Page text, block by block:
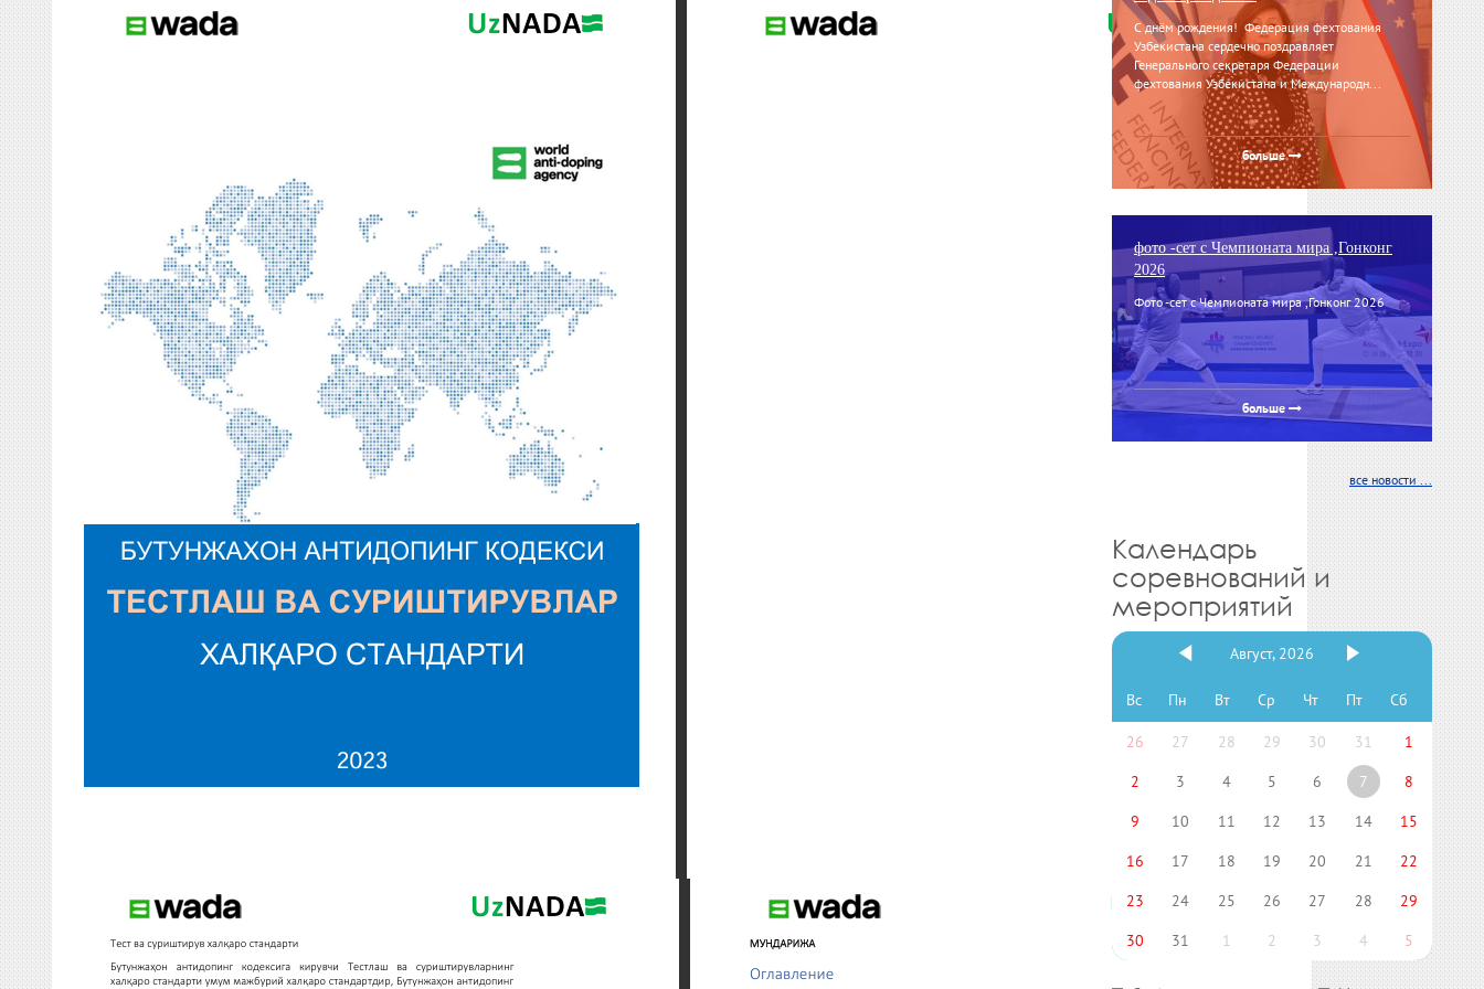
С днём рождения! Федерация фехтования
Узбекистана сердечно поздравляет
Генерального секретаря Федерации
фехтования Узбекистана и Международн...
больше
фото -сет с Чемпионата мира ,Гонконг
2026
Фото -сет с Чемпионата мира ,Гонконг 2026
больше
все новости ...
Календарь
соревнований и
мероприятий
Август, 2026
Вс Пн Вт Ср Чт Пт Сб
26 27 28 29 30 31
1
2
3 4 5 6 7
8
9
10 11 12 13 14
15
16
17 18 19 20 21
22
23
24 25 26 27 28
29
30
31 1 2 3 4 5